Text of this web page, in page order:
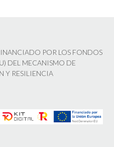
POR LOS FONDOS
DEL MECANISMO DE
Y RESILIENCIA